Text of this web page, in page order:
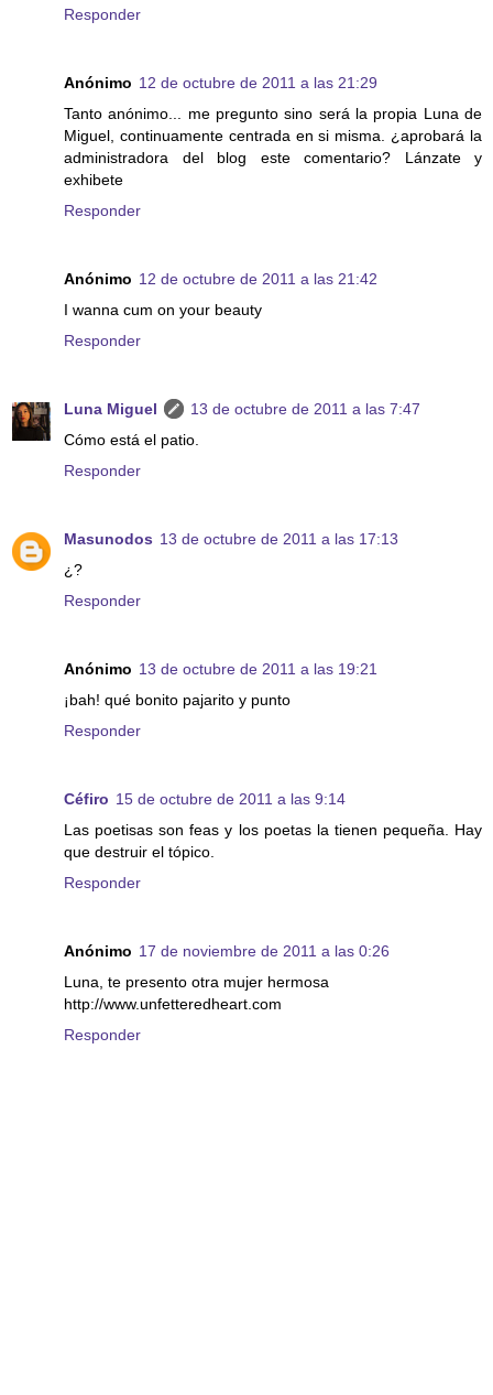
Responder
Anónimo 12 de octubre de 2011 a las 21:29
Tanto anónimo... me pregunto sino será la propia Luna de
Miguel, continuamente centrada en si misma. ¿aprobará la
administradora del blog este comentario? Lánzate y
exhibete
Responder
Anónimo 12 de octubre de 2011 a las 21:42
I wanna cum on your beauty
Responder
Luna Miguel
13 de octubre de 2011 a las 7:47
Cómo está el patio.
Responder
Masunodos 13 de octubre de 2011 a las 17:13
¿?
Responder
Anónimo 13 de octubre de 2011 a las 19:21
¡bah! qué bonito pajarito y punto
Responder
Céfiro 15 de octubre de 2011 a las 9:14
Las poetisas son feas y los poetas la tienen pequeña. Hay
que destruir el tópico.
Responder
Anónimo 17 de noviembre de 2011 a las 0:26
Luna, te presento otra mujer hermosa
http://www.unfetteredheart.com
Responder